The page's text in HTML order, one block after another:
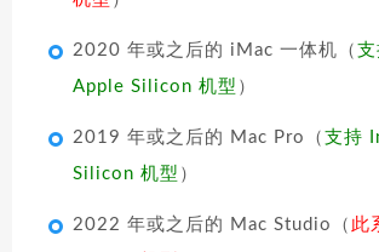
2020 年或之后的 iMac 一体机（
Apple Silicon 机型 ）
2019 年或之后的 Mac Pro（ 支持
Silicon 机型 ）
2022 年或之后的 Mac Studio（ 此